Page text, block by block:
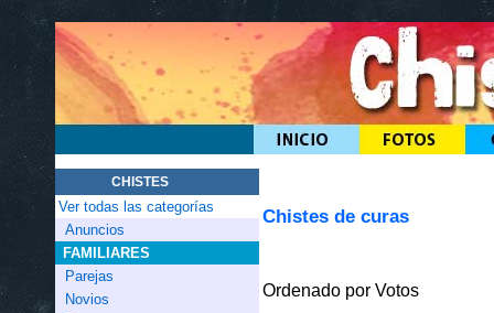
CHISTES
Ver todas las categorías
Anuncios
FAMILIARES
Parejas
Novios
Chistes de curas
Ordenado por Votos